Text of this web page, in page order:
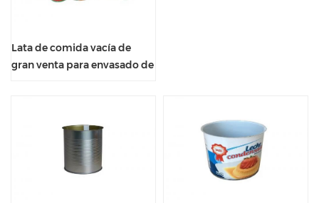
Lata de comida vacía de
gran venta para envasado de